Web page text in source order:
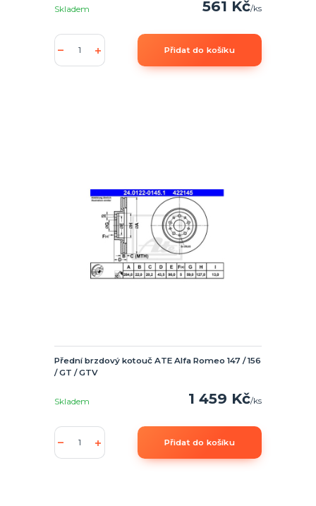
561 Kč/ks
Skladem
Přidat do košíku
Přední brzdový kotouč ATE Alfa Romeo 147 / 156
/ GT / GTV
1 459 Kč/ks
Skladem
Přidat do košíku